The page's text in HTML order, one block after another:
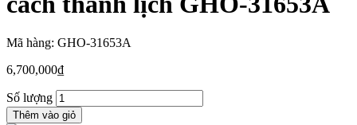
Mã hàng: GHO-31653A
6,700,000₫
Số lượng
Thêm vào giỏ